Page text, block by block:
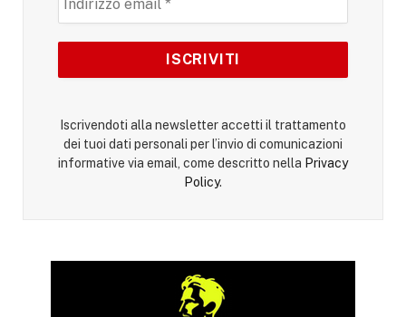
Iscrivendoti alla newsletter accetti il trattamento
dei tuoi dati personali per l’invio di comunicazioni
informative via email, come descritto nella Privacy
Policy.